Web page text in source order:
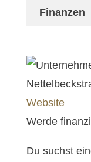
Finanzen
Website
Werde
Du suchst